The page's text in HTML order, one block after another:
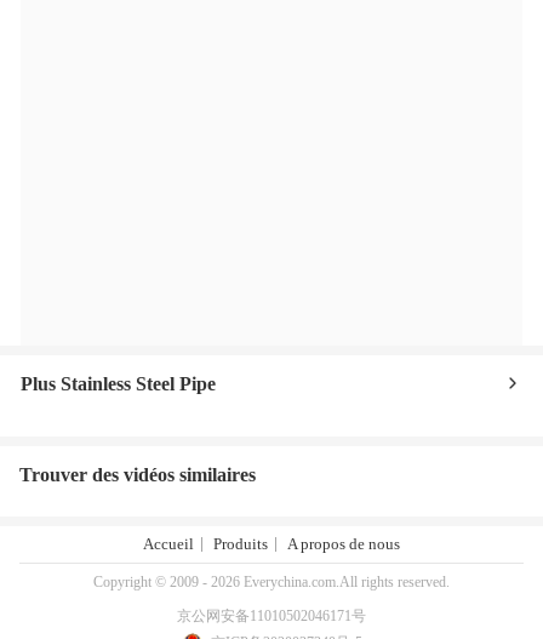
Plus Stainless Steel Pipe
Trouver des vidéos similaires
Accueil Produits A propos de nous
Copyright © 2009 - 2026 Everychina.com.All rights reserved.
京公网安备11010502046171号